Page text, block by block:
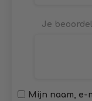
Je
Mijn naam, e-